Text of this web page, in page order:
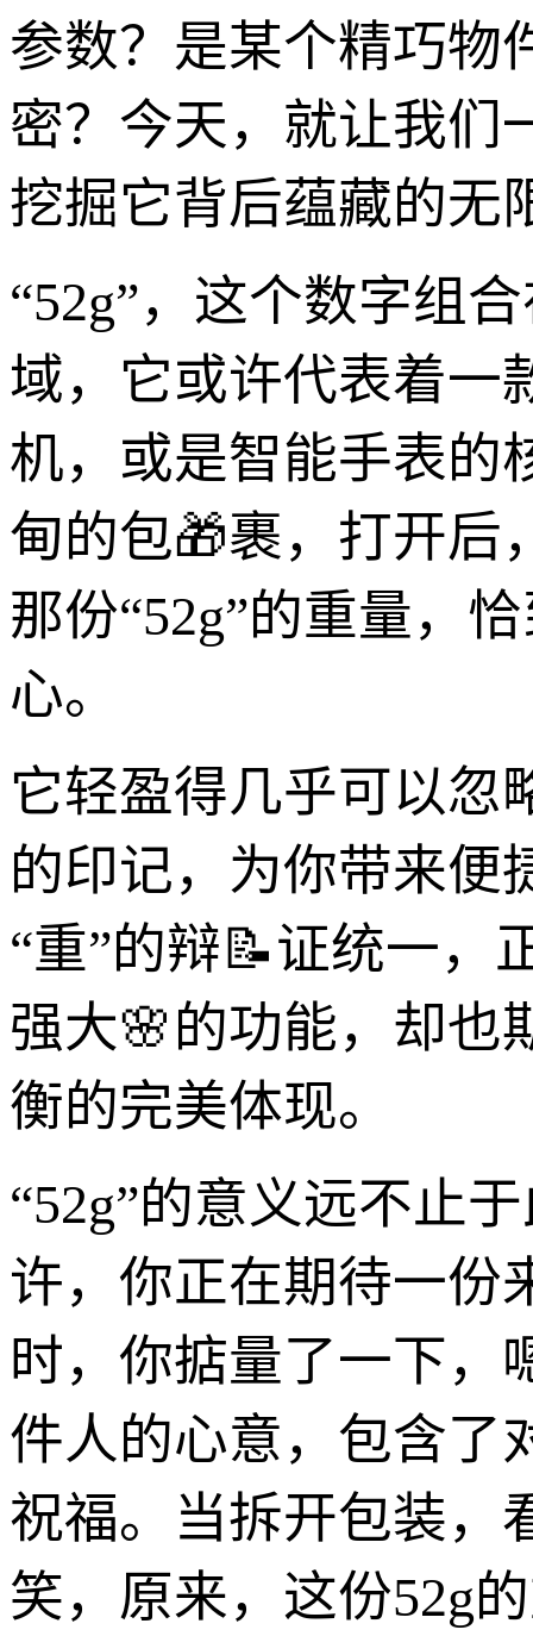
参数？是某个精巧物
密？今天，就让我们
挖掘它背后蕴藏的无
“52g”，这个数字组
域，它或许代表着一
机，或是智能手表的
甸的包🎁裹，打开后
那份“52g”的重量，
心。
它轻盈得几乎可以忽
的印记，为你带来便
“重”的辩📝证统一，
强大🌸的功能，却也
衡的完美体现。
“52g”的意义远不止
许，你正在期待一份
时，你掂量了一下，
件人的心意，包含了
祝福。当拆开包装，
笑，原来，这份52g